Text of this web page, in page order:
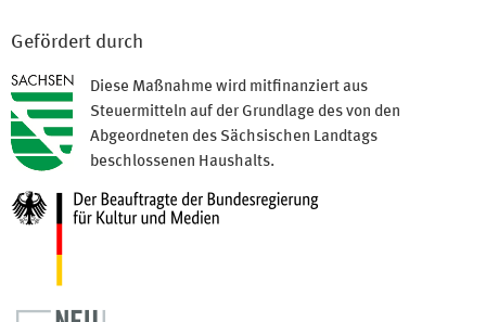
Gefördert durch
Diese Maßnahme wird mitfinanziert aus
Steuermitteln auf der Grundlage des von den
Abgeordneten des Sächsischen Landtags
beschlossenen Haushalts.